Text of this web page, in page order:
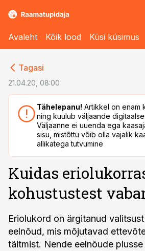
Avaleht Kõik lood Küsi küsimus
Tagasi
21.04.20, 08:00
Tähelepanu! Artikkel on enam
ning kuulub väljaande
Väljaanne ei uuenda ega
sisu, mistõttu võib olla vajalik
allikatega tutvumine
Kuidas
kohustustest
Eriolukord on ärgitanud
eelnõud, mis mõjutavad
täitmist. Nende eelnõude plusse